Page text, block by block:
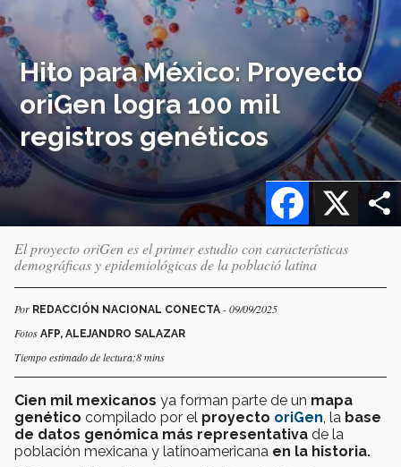
Hito para México: Proyecto
oriGen logra 100 mil
registros genéticos
X
Facebook
El proyecto oriGen es el primer estudio con características
demográficas y epidemiológicas de la població latina
Por REDACCIÓN NACIONAL CONECTA - 09/09/2025
Fotos AFP, ALEJANDRO SALAZAR
Tiempo estimado de lectura:8 mins
Cien mil mexicanos ya forman parte de un mapa
genético compilado por el proyecto oriGen , la base
de datos genómica más representativa de la
población mexicana y latinoamericana en la historia.